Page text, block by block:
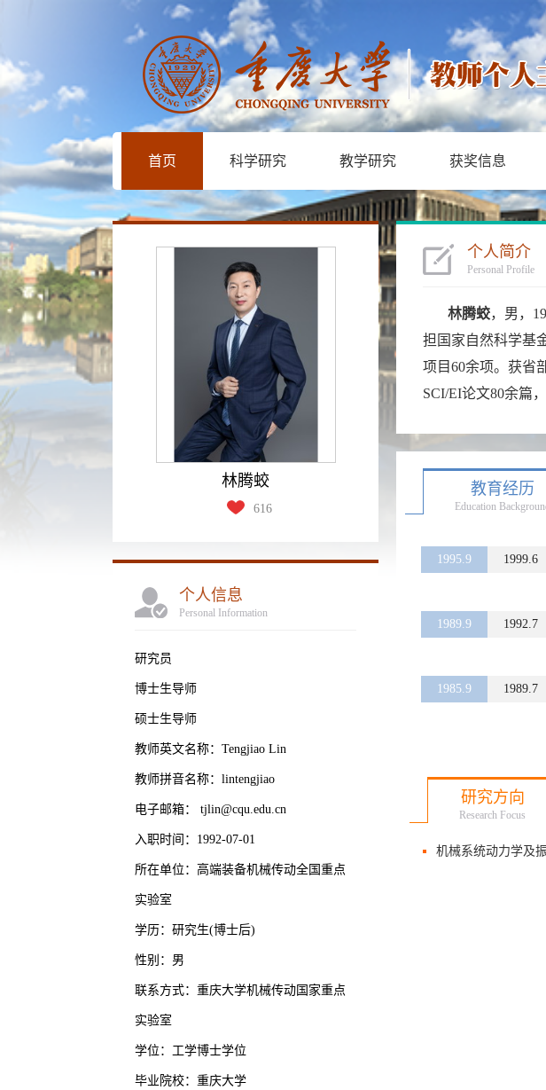
首页 科学研究 教学研究 获奖信息
林腾蛟
616
个人信息
Personal Information
研究员
博士生导师
硕士生导师
教师英文名称：Tengjiao Lin
教师拼音名称：lintengjiao
电子邮箱： tjlin@cqu.edu.cn
入职时间：1992-07-01
所在单位：高端装备机械传动全国重点
实验室
学历：研究生(博士后)
性别：男
联系方式：重庆大学机械传动国家重点
实验室
学位：工学博士学位
毕业院校：重庆大学
个人简介
Personal Profile
林腾蛟，男，
担国家自然科学基
项目60余项。获省
SCI/EI论文80余篇
教育经历
Education
1995.9 1999.6
1989.9 1992.7
1985.9 1989.7
研究方向
Research Focus
机械系统动力学及